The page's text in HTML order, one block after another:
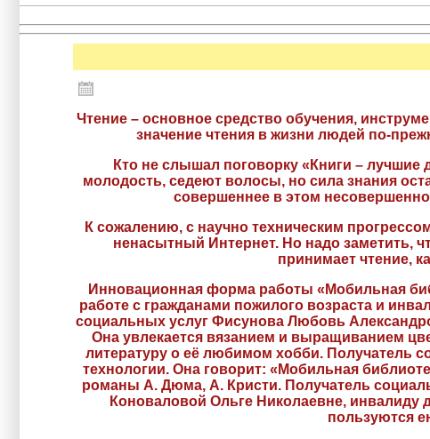
Чтение – основное средство обучения,
значение чтения в жизни людей по-
Кто не слышал поговорку «Книги – лучшие
молодость, седеют волосы, но сила знания
совершеннее в этом
К сожалению, с научно техническим
ненасытный Интернет. Но надо заметить,
принимает чтение,
Инновационная форма работы «Мобильная
работе с гражданами пожилого возраста и
социальных услуг Фисунова Любовь
Она увлекается вязанием и выращиванием
литературу о её любимом хобби. Получатель
технологии. Она говорит: «Мобильная
романы А. Дюма, А. Кристи. Получатель
Коноваловой Ольге Николаевне, инвалиду
пользуются